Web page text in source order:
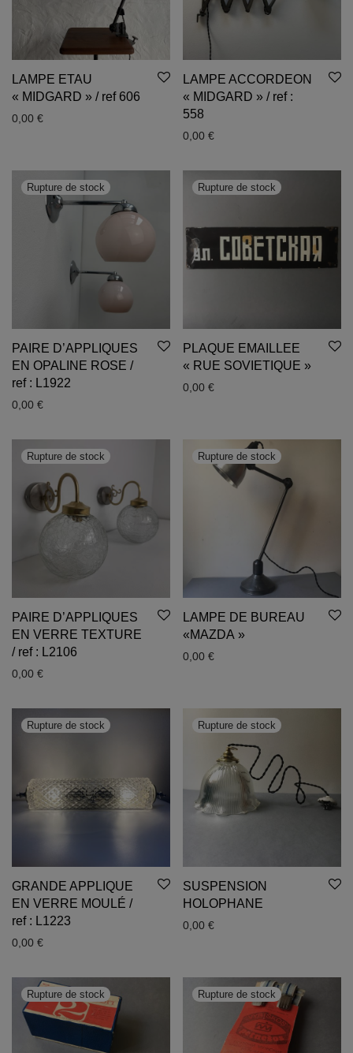
LAMPE ETAU
« MIDGARD » / ref 606
0,00 €
LAMPE ACCORDEON
« MIDGARD » / ref :
558
0,00 €
PAIRE D’APPLIQUES
EN OPALINE ROSE /
ref : L1922
0,00 €
PLAQUE EMAILLEE
« RUE SOVIETIQUE »
0,00 €
PAIRE D’APPLIQUES
EN VERRE TEXTURE
/ ref : L2106
0,00 €
LAMPE DE BUREAU
«MAZDA »
0,00 €
GRANDE APPLIQUE
EN VERRE MOULÉ /
ref : L1223
0,00 €
SUSPENSION
HOLOPHANE
0,00 €